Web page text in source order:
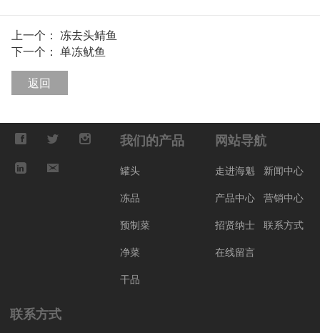
上一个： 冻去头鲭鱼
下一个： 单冻鱿鱼
返回
我们的产品
罐头
冻品
预制菜
净菜
干品
网站导航
走进海魁
新闻中心
产品中心
营销中心
招贤纳士
联系方式
在线留言
联系方式